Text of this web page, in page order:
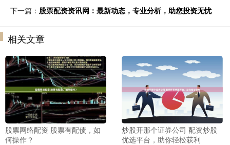
下一篇： 股票配资资讯网：最新动态，专业分析，助您投资无忧
相关文章
股票网络配资 股票有配债，如
何操作？
炒股开那个证券公司 配资炒股
优选平台，助你轻松获利